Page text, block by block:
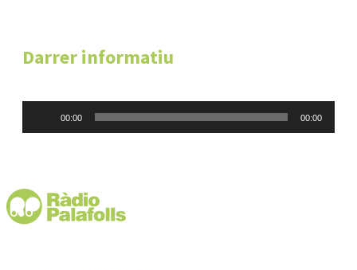
Darrer informatiu
00:00 00:00